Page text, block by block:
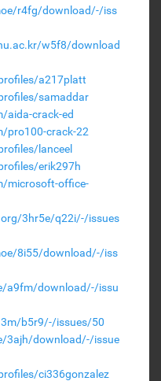
r4fg/download/-/iss
w5f8/download
a217platt
samaddar
aida-crack-ed
pro100-crack-22
lanceel
erik297h
microsoft-office-
3hr5e/q22i/-/issues
8i55/download/-/iss
a9fm/download/-/issu
b5r9/-/issues/50
3ajh/download/-/issue
ci336gonzalez